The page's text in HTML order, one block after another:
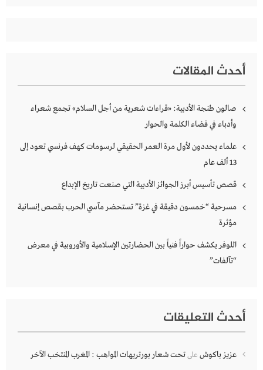
أحدث المقالات
صالون طنجة الأدبية: «قراءات شعرية من أجل السلام» تجمع شعراء
وأدباء في فضاء الكلمة والحوار
علماء يحددون لأول مرة العمر الحقيقي لرسومات كهف فرنسي تعود إلى
13 ألف عام
قصص تأسيس أبرز الجوائز الأدبية التي صنعت تاريخ الإبداع
مسرحية “خمسون دقيقة في غزة” تستحضر مآسي الحرب بقصص إنسانية
مؤثرة
اللوفر يكشف حواراً فنياً بين الحضارتين الإسلامية والأوروبية في معرض
“تآلفات”
أحدث التعليقات
عزيز باكوش علىتحت شعار بورتريهات المواهب : المغرب المنتخب الآخر